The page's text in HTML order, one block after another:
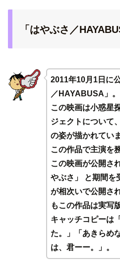
「はやぶさ／
2011年10月1日に
／HAYABUSA」。
この映画は小惑星
ジェクトについて
の姿が描かれていま
この作品で主演を
この映画が公開さ
やぶさ」 と期間を
が相次いで公開さ
もこの作品は実写
キャッチコピーは
た。」「あきらめ
は、君ーー。」。